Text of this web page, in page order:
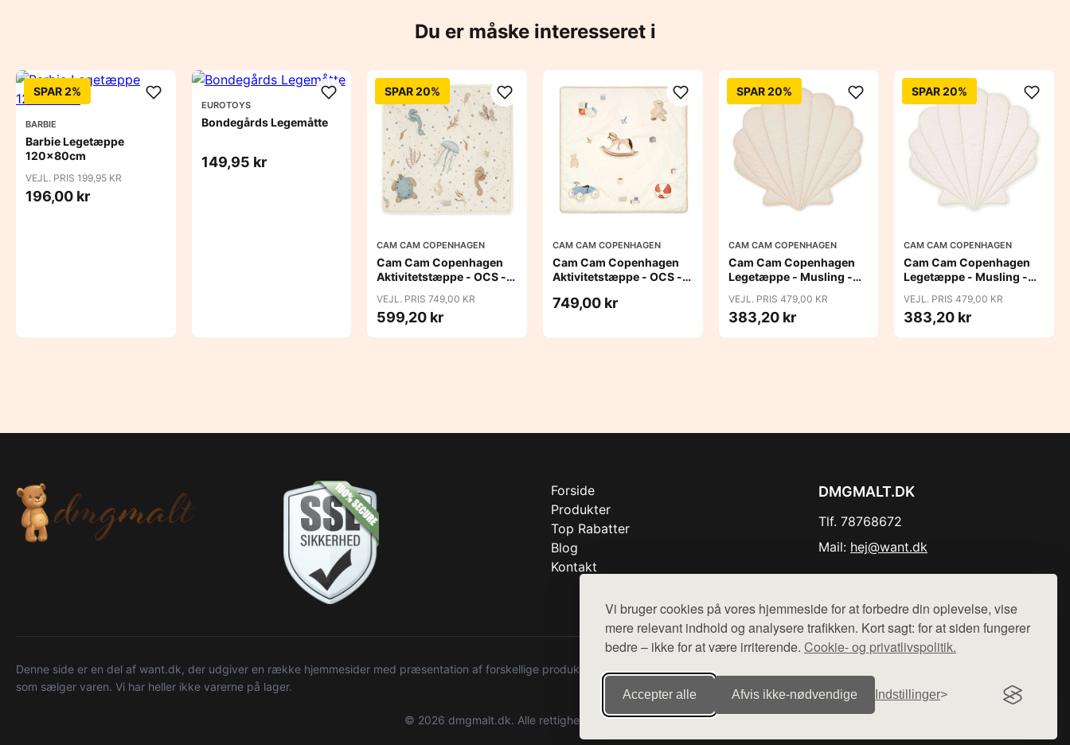
Vi bruger cookies på vores hjemmeside for at forbedre din oplevelse, vise
mere relevant indhold og analysere trafikken. Kort sagt: for at siden fungerer
bedre – ikke for at være irriterende. Cookie- og privatlivspolitik.
Accepter alle Afvis ikke‑nødvendige Indstillinger
Du er måske interesseret i
SPAR 2%
BARBIE
Barbie Legetæppe
120x80cm
VEJL. PRIS 199,95 KR
196,00 kr
EUROTOYS
Bondegårds Legemåtte
149,95 kr
SPAR 20%
CAM CAM COPENHAGEN
Cam Cam Copenhagen
Aktivitetstæppe - OCS -
VEJL. PRIS 749,00 KR
599,20 kr
CAM CAM COPENHAGEN
Cam Cam Copenhagen
Aktivitetstæppe - OCS -
749,00 kr
SPAR 20%
CAM CAM COPENHAGEN
Cam Cam Copenhagen
Legetæppe - Musling -
VEJL. PRIS 479,00 KR
383,20 kr
SPAR 20%
CAM CAM COPENHAGEN
Cam Cam Copenhagen
Legetæppe - Musling -
VEJL. PRIS 479,00 KR
383,20 kr
Forside
Produkter
Top Rabatter
Blog
Kontakt
DMGMALT.DK
Tlf. 78768672
Mail: hej@want.dk
Denne side er en del af want.dk, der udgiver en række hjemmesider med præsentation af forskellige produkter fra diverse webshops. Der sælges ikke varer fra denne side - vi henviser til de shops,
som sælger varen. Vi har heller ikke varerne på lager.
© 2026 dmgmalt.dk. Alle rettigheder forbeholdes.